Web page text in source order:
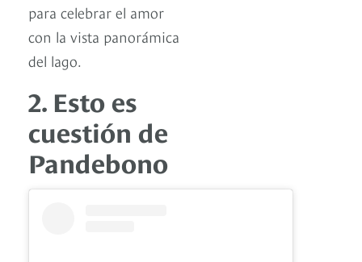
para celebrar el amor
con la vista panorámica
del lago.
2. Esto es
cuestión de
Pandebono